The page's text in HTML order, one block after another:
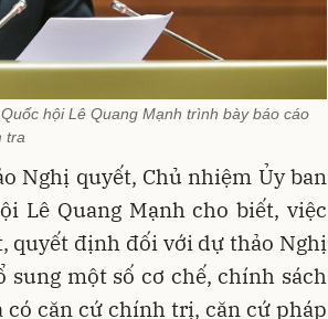
hội Lê Quang Mạnh trình bày báo cáo
tra
Nghị quyết, Chủ nhiệm Ủy ban
Lê Quang Mạnh cho biết, việc
quyết định đối với dự thảo Nghị
một số cơ chế, chính sách
căn cứ chính trị, căn cứ pháp